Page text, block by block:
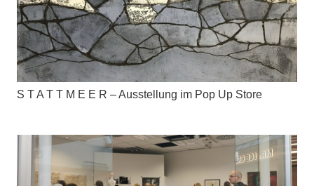
S T A T T M E E R – Ausstellung im Pop Up Store